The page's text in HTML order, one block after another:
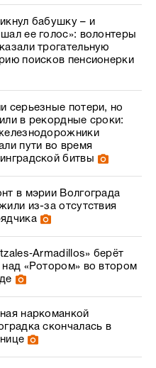
бабушку – и
ее голос»: волонтеры
трогательную
поисков пенсионерки
серьезные потери, но
в рекордные сроки:
пути во время
битвы
в мэрии Волгограда
из-за отсутствия
берёт
над «Ротором» во втором
наркоманкой
скончалась в